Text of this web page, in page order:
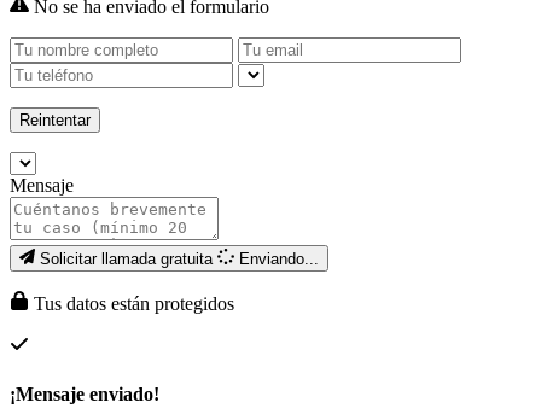
No se ha enviado el formulario
Reintentar
Mensaje
Solicitar llamada gratuita Enviando...
Tus datos están protegidos
¡Mensaje enviado!